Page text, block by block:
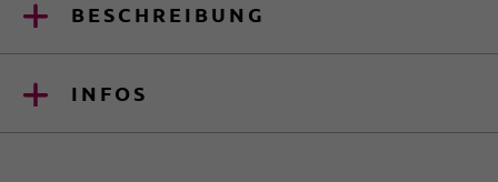
BESCHREIBUNG
INFOS